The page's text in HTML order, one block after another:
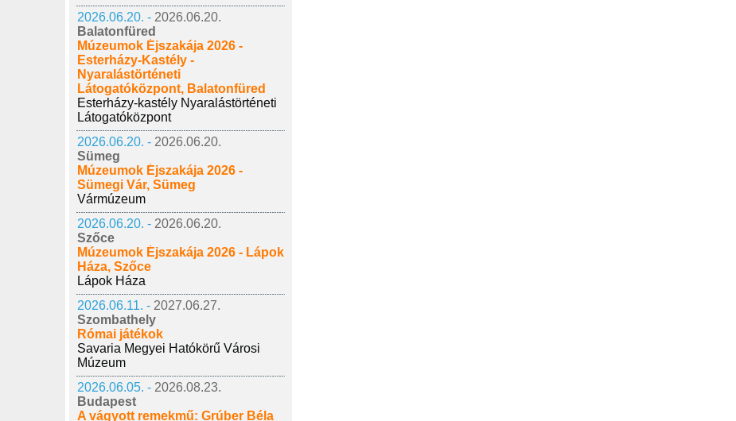
2026.06.20. - 2026.06.20.
Balatonfüred
Múzeumok Éjszakája 2026 -
Esterházy-Kastély -
Nyaralástörténeti
Látogatóközpont, Balatonfüred
Esterházy-kastély Nyaralástörténeti
Látogatóközpont
2026.06.20. - 2026.06.20.
Sümeg
Múzeumok Éjszakája 2026 -
Sümegi Vár, Sümeg
Vármúzeum
2026.06.20. - 2026.06.20.
Szőce
Múzeumok Éjszakája 2026 - Lápok
Háza, Szőce
Lápok Háza
2026.06.11. - 2027.06.27.
Szombathely
Római játékok
Savaria Megyei Hatókörű Városi
Múzeum
2026.06.05. - 2026.08.23.
Budapest
A vágyott remekmű: Grúber Béla